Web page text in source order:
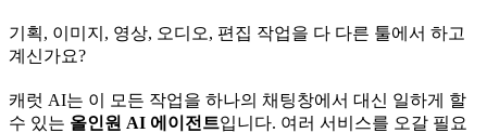
기획, 이미지, 영상, 오디오, 편집 작업을 다 다른 툴에서 하고
계신가요?
캐럿 AI는 이 모든 작업을 하나의 채팅창에서 대신 일하게 할
수 있는 올인원 AI 에이전트입니다. 여러 서비스를 오갈 필요